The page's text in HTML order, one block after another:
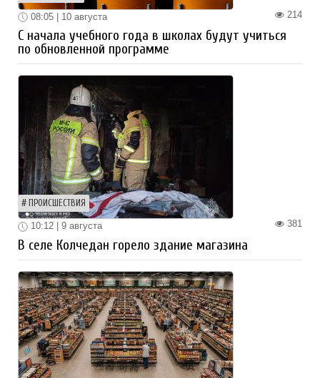
214
08:05 | 10 августа
С начала учебного года в школах будут учиться
по обновленной программе
ПРОИСШЕСТВИЯ
381
10:12 | 9 августа
В селе Колчедан горело здание магазина